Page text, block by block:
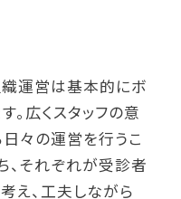
織運営は基本的にボ
。広くスタッフの意
々の運営を行うこ
、それぞれが受診者
え、工夫しながら